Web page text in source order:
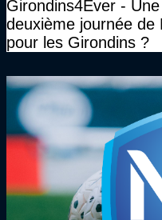
Girondins4Ever -
deuxième journée de
pour les Girondins ?